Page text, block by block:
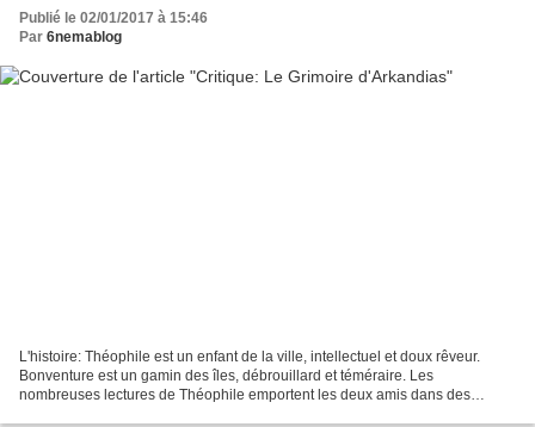
Publié le 02/01/2017 à 15:46
Par 6nemablog
L'histoire: Théophile est un enfant de la ville, intellectuel et doux rêveur.
Bonventure est un gamin des îles, débrouillard et téméraire. Les
nombreuses lectures de Théophile emportent les deux amis dans des